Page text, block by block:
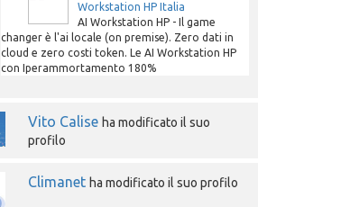
Workstation HP Italia
AI Workstation HP - Il game
changer è l'ai locale (on premise). Zero dati in
cloud e zero costi token. Le AI Workstation HP
con Iperammortamento 180%
Vito Calise ha modificato il suo
profilo
Climanet ha modificato il suo profilo